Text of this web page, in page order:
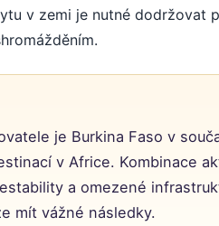
v zemi je nutné dodržovat
je Burkina Faso v
v Africe. Kombinace
a omezené
mít vážné následky.